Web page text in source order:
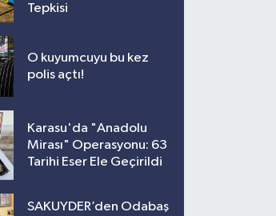
Tepkisi
O kuyumcuyu bu kez
polis açtı!
Karasu'da "Anadolu
Mirası" Operasyonu: 63
Tarihi Eser Ele Geçirildi
SAKUYDER’den Odabaş